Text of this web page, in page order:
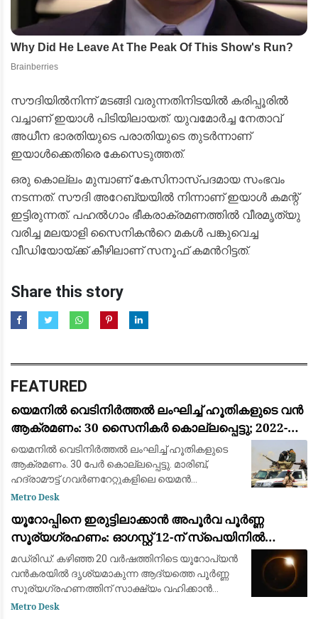
സൗദിയിൽനിന്ന് മടങ്ങി വരുന്നതിനിടയിൽ കരിപ്പൂരിൽ
വച്ചാണ് ഇയാൾ പിടിയിലായത്. യുവമോർച്ച നേതാവ്
അധീന ഭാരതിയുടെ പരാതിയുടെ തുടർന്നാണ്
ഇയാൾക്കെതിരെ കേസെടുത്തത്.
ഒരു കൊല്ലം മുമ്പാണ് കേസിനാസ്പദമായ സംഭവം
നടന്നത്. സൗദി അറേബ്യയില്‍ നിന്നാണ് ഇയാള്‍ കമന്റ്
ഇട്ടിരുന്നത്. പഹല്‍ഗാം ഭീകരാക്രമണത്തില്‍ വീരമൃത്യു
വരിച്ച മലയാളി സൈനികന്‍റെ മകള്‍ പങ്കുവെച്ച
വീഡിയോയ്ക്ക് കീഴിലാണ് സനൂഫ് കമന്‍റിട്ടത്.
Share this story
FEATURED
യെമനിൽ വെടിനിർത്തൽ ലംഘിച്ച് ഹൂതികളുടെ വൻ
ആക്രമണം: 30 സൈനികർ കൊല്ലപ്പെട്ടു; 2022-ന്
ശേഷമുള്ള ഏറ്റവും വലിയ ഏറ്റുമുട്ടൽ
യെമനിൽ വെടിനിർത്തൽ ലംഘിച്ച് ഹൂതികളുടെ
ആക്രമണം. 30 പേർ കൊല്ലപ്പെട്ടു. മാരിബ്,
ഹദ്രാമൗട്ട് ഗവർണറേറ്റുകളിലെ യെമൻ
എമർജൻസി ഫോഴ്‌സ് ക്യാമ്പുകൾക്ക്
വലിയ ആക്രമണമാണിത്
Metro Desk
യൂറോപ്പിനെ ഇരുട്ടിലാക്കാൻ അപൂർവ പൂർണ്ണ
സൂര്യഗ്രഹണം: ഓഗസ്റ്റ് 12-ന് സ്പെയിനിൽ
പ്രകൃതിയുടെ വിസ്മയക്കാഴ്ച
മഡ്രിഡ്: കഴിഞ്ഞ 20 വർഷത്തിനിടെ യൂറോപ്യൻ
വൻകരയിൽ ദൃശ്യമാകുന്ന ആദ്യത്തെ പൂർണ്ണ
സൂര്യഗ്രഹണത്തിന് സാക്ഷ്യം വഹിക്കാൻ
ഒരുങ്ങി ശാസ്ത്രലോകവും ആകാശപ്രേമികളും.
Metro Desk